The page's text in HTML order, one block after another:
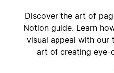
Discover the art of
Notion guide. Learn
visual appeal with our
art of creating eye-